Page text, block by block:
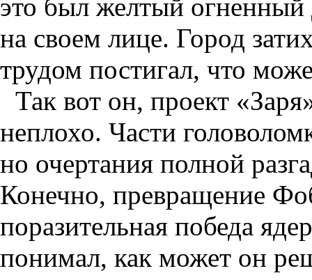
это был желтый огненный
на своем лице. Город
трудом постигал, что
Так вот он, проект
неплохо. Части
но очертания полной
Конечно, превращение
поразительная победа
понимал, как может он